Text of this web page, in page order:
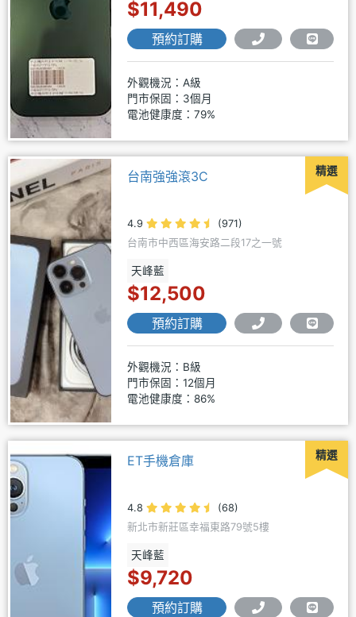
$11,490
預約訂購
外觀機況：A級
門市保固：3個月
電池健康度：79%
精選
台南強強滾3C
4.9
(971)
台南市中西區海安路二段17之一號
天峰藍
$12,500
預約訂購
外觀機況：B級
門市保固：12個月
電池健康度：86%
精選
ET手機倉庫
4.8
(68)
新北市新莊區幸福東路79號5樓
天峰藍
$9,720
預約訂購